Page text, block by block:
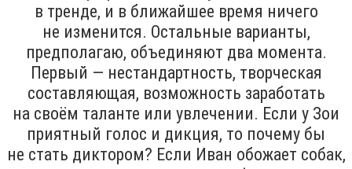
в тренде, и в ближайшее время ничего
не изменится. Остальные варианты,
предполагаю, объединяют два момента.
Первый — нестандартность, творческая
составляющая, возможность заработать
на своём таланте или увлечении. Если у Зои
приятный голос и дикция, то почему бы
не стать диктором? Если Иван обожает собак,